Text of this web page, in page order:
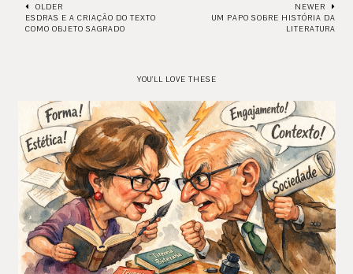
OLDER
ESDRAS E A CRIAÇÃO DO TEXTO
COMO OBJETO SAGRADO
NEWER
UM PAPO SOBRE HISTÓRIA DA
LITERATURA
YOU'LL LOVE THESE